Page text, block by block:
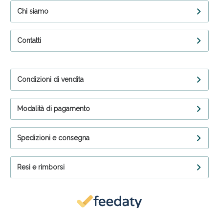
Chi siamo
Contatti
Condizioni di vendita
Modalità di pagamento
Spedizioni e consegna
Resi e rimborsi